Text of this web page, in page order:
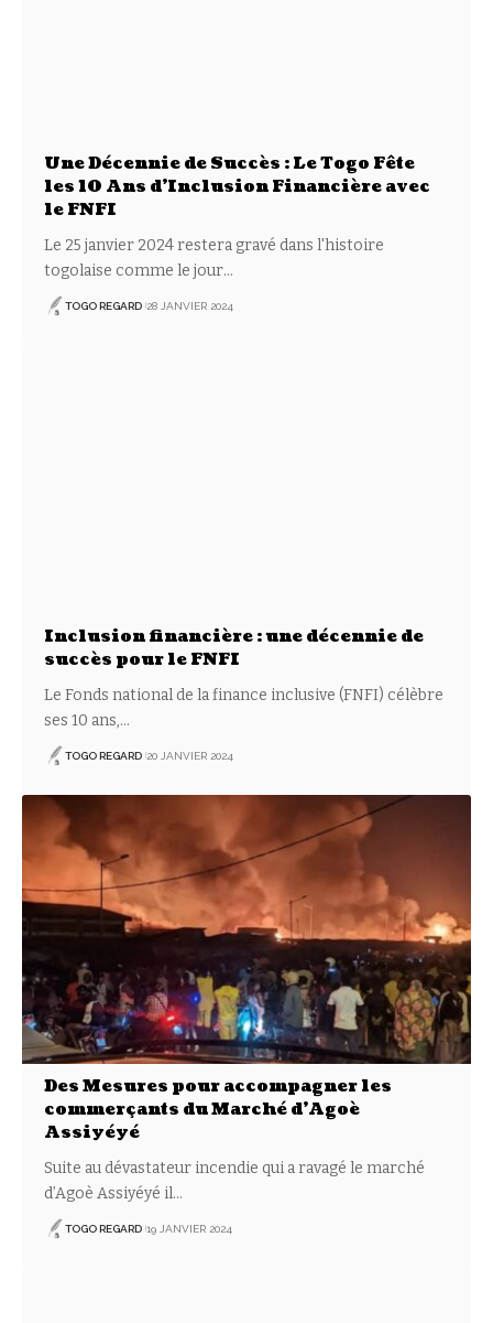
Une Décennie de Succès : Le Togo Fête
les 10 Ans d’Inclusion Financière avec
le FNFI
Le 25 janvier 2024 restera gravé dans l'histoire
togolaise comme le jour…
TOGO REGARD 28 JANVIER 2024
Inclusion financière : une décennie de
succès pour le FNFI
Le Fonds national de la finance inclusive (FNFI) célèbre
ses 10 ans,…
TOGO REGARD 20 JANVIER 2024
Des Mesures pour accompagner les
commerçants du Marché d’Agoè
Assiyéyé
Suite au dévastateur incendie qui a ravagé le marché
d’Agoè Assiyéyé il…
TOGO REGARD 19 JANVIER 2024